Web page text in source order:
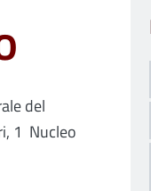
del
1 Nucleo